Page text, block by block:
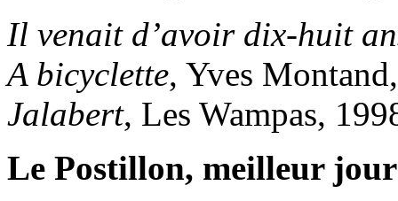
Il venait d’avoir dix-huit
A bicyclette, Yves
Jalabert, Les Wampas,
Le Postillon, meilleur